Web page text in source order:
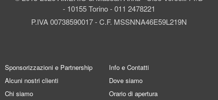
- 10155 Torino - 011 2478221
P.IVA 00738590017 - C.F. MSSNNA46E59L219N
Sponsorizzazioni e Partnership
Alcuni nostri clienti
Chi siamo
Info e Contatti
Dove siamo
Orario di apertura